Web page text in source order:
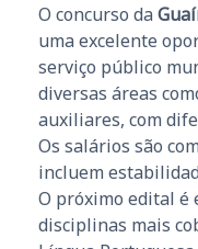
O concurso da
uma excelente
serviço público
diversas áreas
auxiliares, com
Os salários são
incluem
O próximo edital é
disciplinas mais